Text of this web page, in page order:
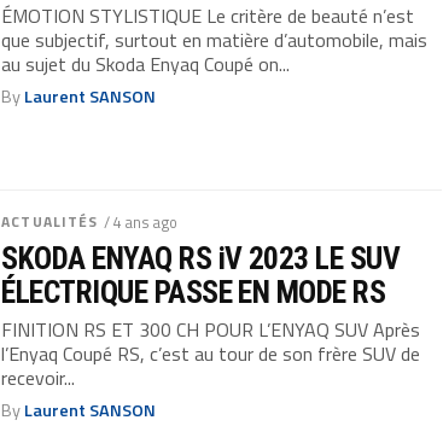
ÉMOTION STYLISTIQUE Le critère de beauté n’est
que subjectif, surtout en matière d’automobile, mais
au sujet du Skoda Enyaq Coupé on...
ByLaurent SANSON
ACTUALITÉS / 4 ans ago
SKODA ENYAQ RS iV 2023 LE SUV
ÉLECTRIQUE PASSE EN MODE RS
FINITION RS ET 300 CH POUR L’ENYAQ SUV Après
l’Enyaq Coupé RS, c’est au tour de son frère SUV de
recevoir...
ByLaurent SANSON